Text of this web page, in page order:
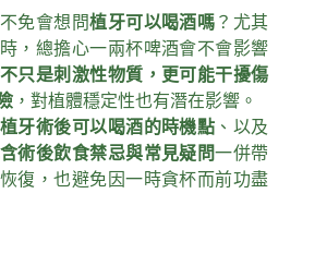
免會想問植牙可以喝酒嗎 ？尤其
，總擔心一兩杯啤酒會不會影響
只是刺激性物質，更可能干擾傷
，對植體穩定性也有潛在影響。
植牙術後可以喝酒的時機點 、以及
術後飲食禁忌與常見疑問一併帶
復，也避免因一時貪杯而前功盡